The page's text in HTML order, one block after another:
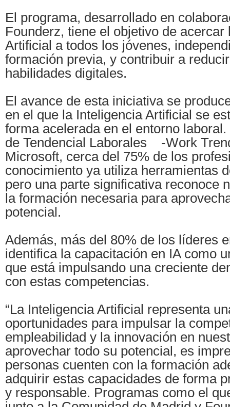
El programa, desarrollado en
Founderz, tiene el objetivo de acercar
Artificial a todos los jóvenes,
formación previa, y contribuir a
habilidades digitales.
El avance de esta iniciativa se
en el que la Inteligencia Artificial se
forma acelerada en el entorno
de Tendencial Laborales -Work
Microsoft, cerca del 75% de los
conocimiento ya utiliza herramientas
pero una parte significativa reconoce
la formación necesaria para
potencial.
Además, más del 80% de los líderes
identifica la capacitación en IA como
que está impulsando una creciente
con estas competencias.
“La Inteligencia Artificial representa
oportunidades para impulsar la
empleabilidad y la innovación en
aprovechar todo su potencial, es
personas cuenten con la formación
adquirir estas capacidades de forma
y responsable. Programas como el